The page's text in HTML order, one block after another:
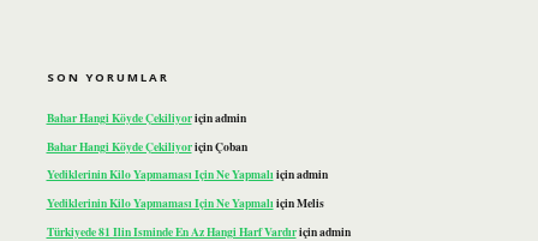
SON YORUMLAR
Bahar Hangi Köyde Çekiliyoriçinadmin
Bahar Hangi Köyde ÇekiliyoriçinÇoban
Yediklerinin Kilo Yapmaması Için Ne Yapmalıiçinadmin
Yediklerinin Kilo Yapmaması Için Ne YapmalıiçinMelis
Türkiyede 81 Ilin Isminde En Az Hangi Harf Vardıriçinadmin